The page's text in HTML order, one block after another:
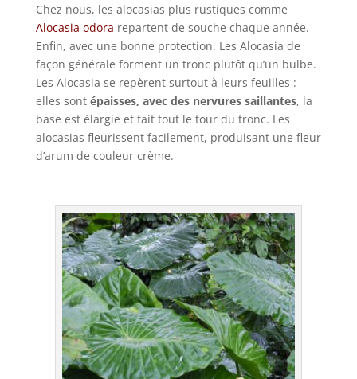
Chez nous, les alocasias plus rustiques comme
Alocasia odora repartent de souche chaque année.
Enfin, avec une bonne protection. Les Alocasia de
façon générale forment un tronc plutôt qu’un bulbe.
Les Alocasia se repèrent surtout à leurs feuilles :
elles sont épaisses, avec des nervures saillantes, la
base est élargie et fait tout le tour du tronc. Les
alocasias fleurissent facilement, produisant une fleur
d’arum de couleur crème.